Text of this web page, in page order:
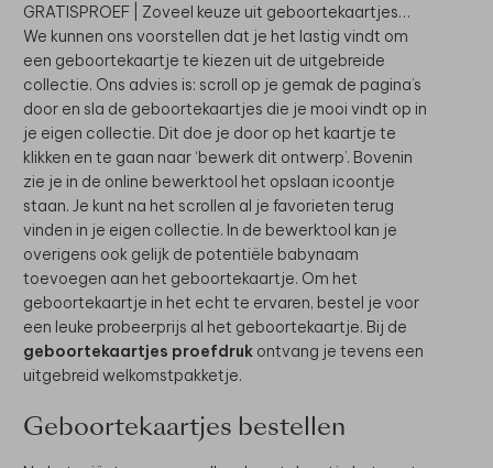
GRATISPROEF | Zoveel keuze uit geboortekaartjes…
We kunnen ons voorstellen dat je het lastig vindt om
een geboortekaartje te kiezen uit de uitgebreide
collectie. Ons advies is: scroll op je gemak de pagina’s
door en sla de geboortekaartjes die je mooi vindt op in
je eigen collectie. Dit doe je door op het kaartje te
klikken en te gaan naar ‘bewerk dit ontwerp’. Bovenin
zie je in de online bewerktool het opslaan icoontje
staan. Je kunt na het scrollen al je favorieten terug
vinden in je eigen collectie. In de bewerktool kan je
overigens ook gelijk de potentiële babynaam
toevoegen aan het geboortekaartje. Om het
geboortekaartje in het echt te ervaren, bestel je voor
een leuke probeerprijs al het geboortekaartje. Bij de
geboortekaartjes proefdruk ontvang je tevens een
uitgebreid welkomstpakketje.
Geboortekaartjes bestellen